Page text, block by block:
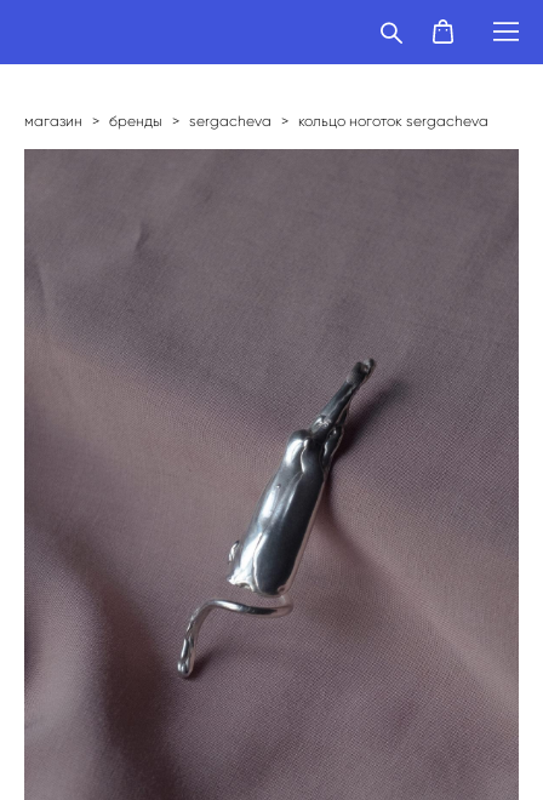
магазин > бренды > sergacheva > кольцо ноготок sergacheva